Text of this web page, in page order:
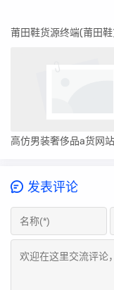
莆田鞋货源终端(莆田
发表评论